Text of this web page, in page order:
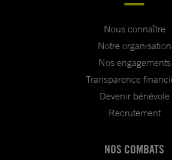
Nous connaître
Notre organisation
Nos engagements
Transparence
Devenir bénévole
Recrutement
NOS COMBATS